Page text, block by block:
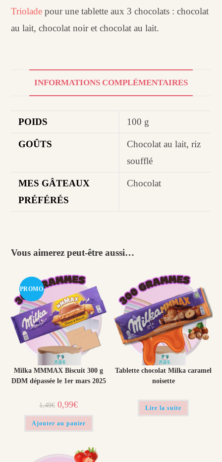
Triolade pour une tablette aux 3 chocolats : chocolat
au lait, chocolat noir et chocolat au lait.
INFORMATIONS COMPLÉMENTAIRES
POIDS 100 g
GOÛTS
Chocolat au lait, riz
soufflé
MES GÂTEAUX
PRÉFÉRÉS
Chocolat
Vous aimerez peut-être aussi…
PROMO
!
Milka MMMAX Biscuit 300 g
DDM dépassée le 1er mars 2025
1,49€ Le
prix
initial
était :
0,99€Le
prix
actuel
est :
Ajouter au panier
Tablette chocolat Milka caramel
noisette
Lire la suite